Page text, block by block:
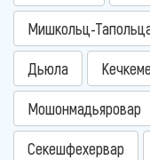
Мишкольц-
Дьюла
Мошонмадьяровар
Секешфехервар